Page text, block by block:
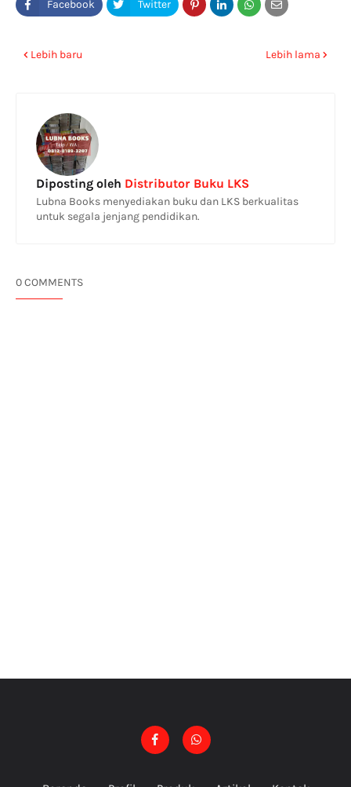
Lebih baru Lebih lama
Diposting oleh Distributor Buku LKS
Lubna Books menyediakan buku dan LKS berkualitas
untuk segala jenjang pendidikan.
0 COMMENTS